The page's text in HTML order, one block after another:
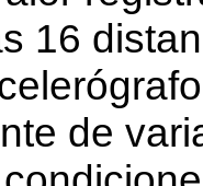
16
de